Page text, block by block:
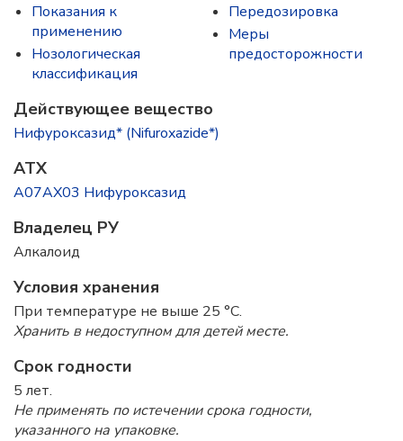
Показания к
применению
Нозологическая
классификация
Передозировка
Меры
предосторожности
Действующее вещество
Нифуроксазид* (Nifuroxazide*)
ATX
A07AX03 Нифуроксазид
Владелец РУ
Алкалоид
Условия хранения
При температуре не выше 25 °C.
Хранить в недоступном для детей месте.
Срок годности
5 лет.
Не применять по истечении срока годности,
указанного на упаковке.